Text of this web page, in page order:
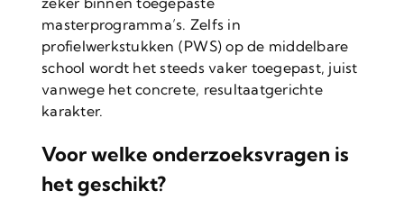
masterprogramma’s. Zelfs in
profielwerkstukken (PWS) op de middelbare
school wordt het steeds vaker toegepast, juist
vanwege het concrete, resultaatgerichte
karakter.
Voor welke onderzoeksvragen is
het geschikt?